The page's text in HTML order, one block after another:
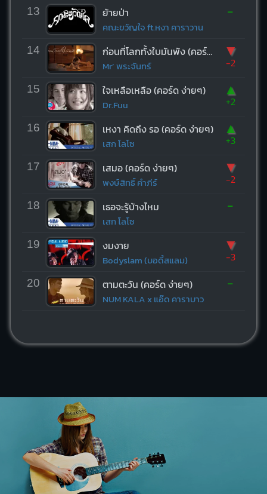
13 ย้ายป่า
คณะขวัญใจ ft.หงา คาราวาน
-
14 ก่อนที่โลกทั้งใบมันพัง (คอร์ด ง่ายๆ)
Mr’ พระจันทร์
▼
-2
15 ใจเหลือเหลือ (คอร์ด ง่ายๆ)
Dr.Fuu
▲
+2
16 เหงา คิดถึง รอ (คอร์ด ง่ายๆ)
เสก โลโซ
▲
+3
17 เสมอ (คอร์ด ง่ายๆ)
พงษ์สิทธิ์ คำภีร์
▼
-2
18 เธอจะรู้บ้างไหม
เสก โลโซ
-
19 งมงาย
Bodyslam (บอดี้สแลม)
▼
-3
20 ตามตะวัน (คอร์ด ง่ายๆ)
NUM KALA x แอ๊ด คาราบาว
-